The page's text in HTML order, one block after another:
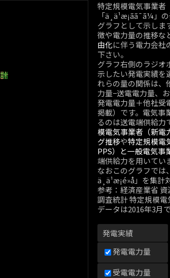
特定規模電気事業者
「
グラフとして示しま
徴や電力量の推移な
由化に伴う電力会社
下さい。
グラフ右側のラジオ
示したい発電実績を
れらの量の関係は、
力量−送電電力量、
発電電力量＋他社受
掲載）です。電気事
るのは送電端供給力
模電気事業者（新電
グ推移や特定規模電
PPS）と一般電気事
端供給力を用いてい
なおこのグラフでは、
ä¸­ä¹æ¡é»å」を集
参考：経済産業省
調査統計 特定規模
データは2016年3月で
発電実績
発電電力量
受電電力量